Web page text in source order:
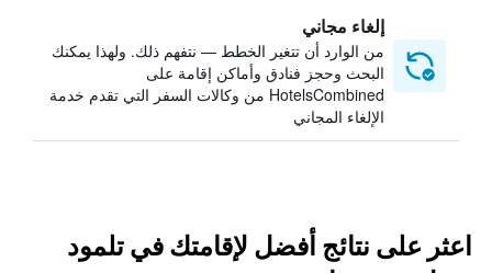
إلغاء مجاني
من الوارد أن تتغير الخطط — نتفهم ذلك. ولهذا يمكنك
البحث وحجز فنادق وأماكن إقامة على
HotelsCombined من وكالات السفر التي تقدم خدمة
الإلغاء المجاني
اعثر على نتائج أفضل لإقامتك في تلمود